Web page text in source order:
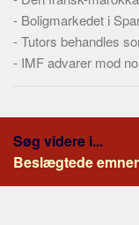
- Boligmarkedet i
-Tutors behandles
- IMF advarer mod
Søg videre i...
Beslægtede emner